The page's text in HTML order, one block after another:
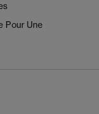
Pour Une